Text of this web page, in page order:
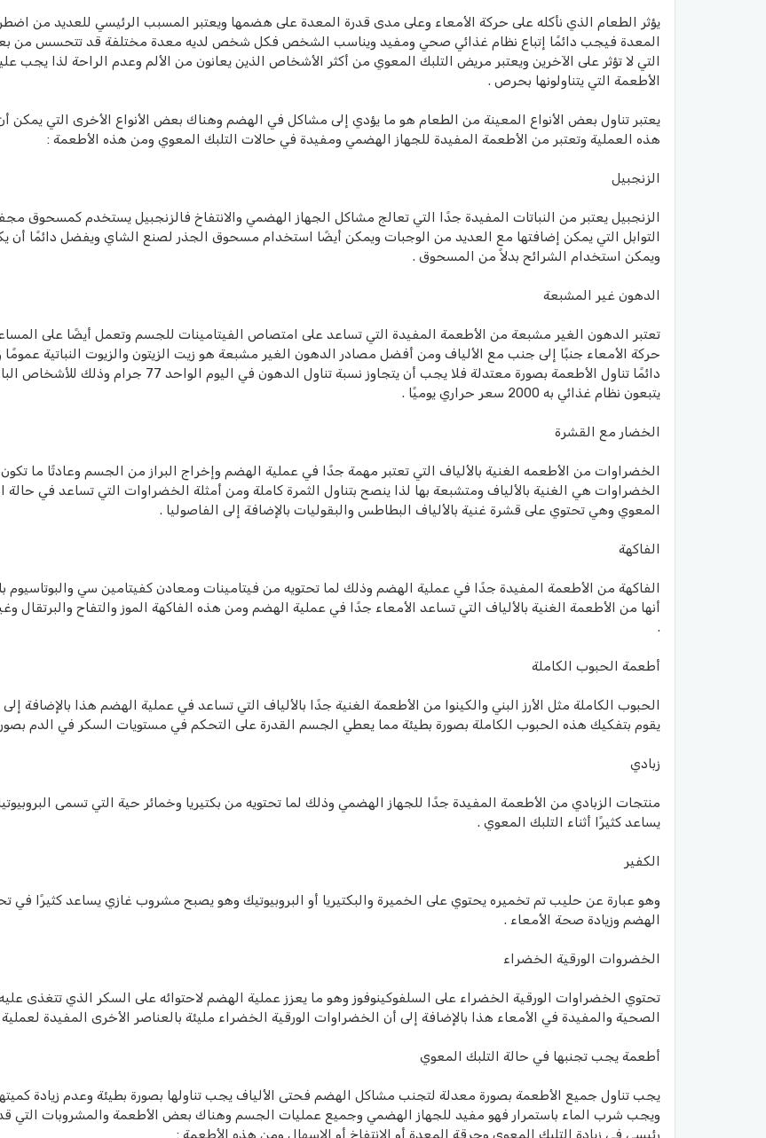
يؤثر الطعام الذي نأكله على حركة الأمعاء وعلى مدى قدرة المعدة على هضمها ويعتبر المسبب الرئيسي للعديد من
المعدة فيجب دائمًا إتباع نظام غذائي صحي ومفيد ويناسب الشخص فكل شخص لديه معدة مختلفة قد تتحسس من
التي لا تؤثر على الآخرين ويعتبر مريض التلبك المعوي من أكثر الأشخاص الذين يعانون من الألم وعدم الراحة لذا يجب
الأطعمة التي يتناولونها بحرص .
يعتبر تناول بعض الأنواع المعينة من الطعام هو ما يؤدي إلى مشاكل في الهضم وهناك بعض الأنواع الأخرى التي يمكن
هذه العملية وتعتبر من الأطعمة المفيدة للجهاز الهضمي ومفيدة في حالات التلبك المعوي ومن هذه الأطعمة :
الزنجبيل
الزنجبيل يعتبر من النباتات المفيدة جدًا التي تعالج مشاكل الجهاز الهضمي والانتفاخ فالزنجبيل يستخدم كمسحوق
التوابل التي يمكن إضافتها مع العديد من الوجبات ويمكن أيضًا استخدام مسحوق الجذر لصنع الشاي ويفضل دائمًا أن
ويمكن استخدام الشرائح بدلاً من المسحوق .
الدهون غير المشبعة
تعتبر الدهون الغير مشبعة من الأطعمة المفيدة التي تساعد على امتصاص الفيتامينات للجسم وتعمل أيضًا على
حركة الأمعاء جنبًا إلى جنب مع الألياف ومن أفضل مصادر الدهون الغير مشبعة هو زيت الزيتون والزيوت النباتية
دائمًا تناول الأطعمة بصورة معتدلة فلا يجب أن يتجاوز نسبة تناول الدهون في اليوم
يتبعون نظام غذائي به 2000 سعر حراري يوميًا .
الخضار مع القشرة
الخضراوات من الأطعمه الغنية بالألياف التي تعتبر مهمة جدًا في عملية الهضم وإخراج البراز من الجسم وعادتًا ما
الخضراوات هي الغنية بالألياف ومتشبعة بها لذا ينصح بتناول الثمرة كاملة ومن أمثلة الخضراوات التي تساعد في حالة
المعوي وهي تحتوي على قشرة غنية بالألياف البطاطس والبقوليات بالإضافة إلى الفاصوليا .
الفاكهة
الفاكهة من الأطعمة المفيدة جدًا في عملية الهضم وذلك لما تحتويه من فيتامينات ومعادن كفيتامين سي والبوتاسيوم
أنها من الأطعمة الغنية بالألياف التي تساعد الأمعاء جدًا في عملية الهضم ومن هذه الفاكهة الموز والتفاح والبرتقال
.
أطعمة الحبوب الكاملة
الحبوب الكاملة مثل الأرز البني والكينوا من الأطعمة الغنية جدًا بالألياف التي تساعد في عملية الهضم هذا بالإضافة
يقوم بتفكيك هذه الحبوب الكاملة بصورة بطيئة مما يعطي الجسم القدرة على التحكم في مستويات السكر في الدم
زبادي
منتجات الزبادي من الأطعمة المفيدة جدًا للجهاز الهضمي وذلك لما تحتويه من بكتيريا وخمائر حية التي تسمى
يساعد كثيرًا أثناء التلبك المعوي .
الكفير
وهو عبارة عن حليب تم تخميره يحتوي على الخميرة والبكتيريا أو البروبيوتيك وهو يصبح مشروب غازي يساعد كثيرًا في
الهضم وزيادة صحة الأمعاء .
الخضروات الورقية الخضراء
تحتوي الخضراوات الورقية الخضراء على السلفوكينوفوز وهو ما يعزز عملية الهضم لاحتوائه على السكر الذي تتغذى عليه
الصحية والمفيدة في الأمعاء هذا بالإضافة إلى أن الخضراوات الورقية الخضراء مليئة بالعناصر الأخرى المفيدة
أطعمة يجب تجنبها في حالة التلبك المعوي
يجب تناول جميع الأطعمة بصورة معدلة لتجنب مشاكل الهضم فحتى الألياف يجب تناولها بصورة بطيئة وعدم زيادة
ويجب شرب الماء باستمرار فهو مفيد للجهاز الهضمي وجميع عمليات الجسم وهناك بعض الأطعمة والمشروبات التي
رئيسي في زيادة التلبك المعوي وحرقة المعدة أو الانتفاخ أو الإسهال ومن هذه الأطعمة :